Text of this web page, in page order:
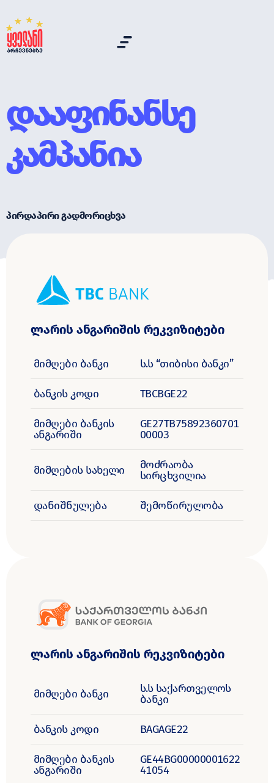
დააფინანსე
კამპანია
პირდაპირი გადმორიცხვა
ლარის ანგარიშის რეკვიზიტები
მიმღები ბანკი ს.ს “თიბისი ბანკი”
ბანკის კოდი TBCBGE22
მიმღები ბანკის
ანგარიში
GE27TB75892360701
00003
მიმღების სახელი
მოძრაობა
სირცხვილია
დანიშნულება შემოწირულობა
ლარის ანგარიშის რეკვიზიტები
მიმღები ბანკი
ს.ს საქართველოს
ბანკი
ბანკის კოდი BAGAGE22
მიმღები ბანკის
ანგარიში
GE44BG00000001622
41054